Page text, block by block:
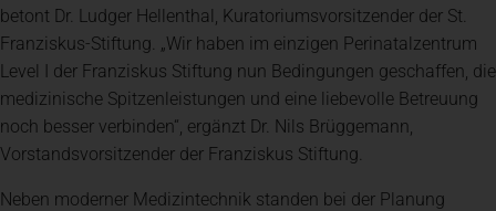
betont Dr. Ludger Hellenthal, Kuratoriumsvorsitzender der St.
Franziskus-Stiftung. „Wir haben im einzigen Perinatalzentrum
Level I der Franziskus Stiftung nun Bedingungen geschaffen, die
medizinische Spitzenleistungen und eine liebevolle Betreuung
noch besser verbinden“, ergänzt Dr. Nils Brüggemann,
Vorstandsvorsitzender der Franziskus Stiftung.
Neben moderner Medizintechnik standen bei der Planung